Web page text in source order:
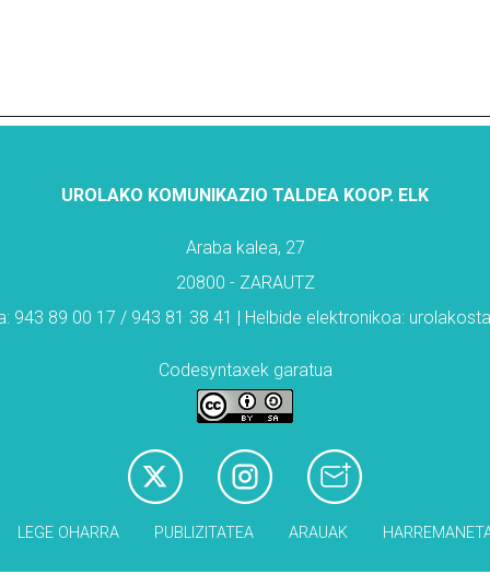
UROLAKO KOMUNIKAZIO TALDEA KOOP. ELK
Araba kalea, 27
20800 - ZARAUTZ
943 89 00 17 / 943 81 38 41 | Helbide elektronikoa:
Codesyntaxek garatua
LEGE OHARRA PUBLIZITATEA ARAUAK